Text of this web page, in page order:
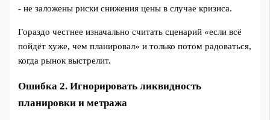
- не заложены риски снижения цены в случае кризиса.
Гораздо честнее изначально считать сценарий «если всё
пойдёт хуже, чем планировал» и только потом радоваться,
когда рынок выстрелит.
Ошибка 2. Игнорировать ликвидность
планировки и метража